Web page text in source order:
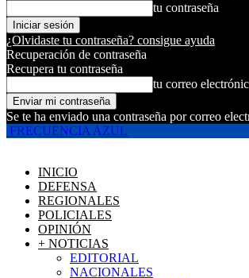
tu contraseña
¿Olvidaste tu contraseña? consigue ayuda
Recuperación de contraseña
Recupera tu contraseña
tu correo
Se te ha enviado una contraseña por correo
FRECUENCIA AZUL
INICIO
DEFENSA
REGIONALES
POLICIALES
OPINIÓN
+ NOTICIAS
EDITORIAL
NACIONALES